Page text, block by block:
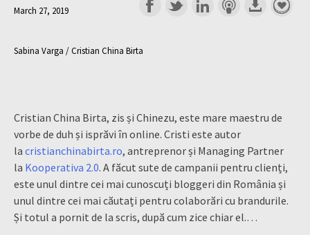
March 27, 2019
Sabina Varga / Cristian China Birta
Cristian China Birta, zis și Chinezu, este mare maestru de
vorbe de duh și isprăvi în online. Cristi este autor
la cristianchinabirta.ro, antreprenor și Managing Partner
la Kooperativa 2.0. A făcut sute de campanii pentru clienți,
este unul dintre cei mai cunoscuți bloggeri din România și
unul dintre cei mai căutați pentru colaborări cu brandurile.
Și totul a pornit de la scris, după cum zice chiar el.…